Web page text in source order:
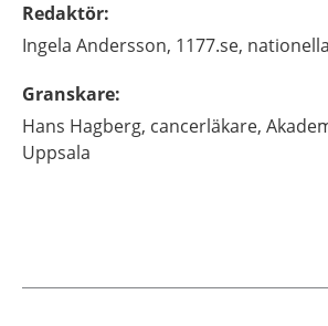
Redaktör:
Ingela Andersson, 1177.se,
Granskare:
Hans Hagberg, cancerläkare,
Uppsala